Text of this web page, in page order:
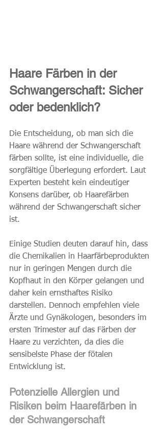
Haare Färben in der
Schwangerschaft: Sicher
oder bedenklich?
Die Entscheidung, ob man sich die
Haare während der Schwangerschaft
färben sollte, ist eine individuelle, die
sorgfältige Überlegung erfordert. Laut
Experten besteht kein eindeutiger
Konsens darüber, ob Haarefärben
während der Schwangerschaft sicher
ist.
Einige Studien deuten darauf hin, dass
die Chemikalien in Haarfärbeprodukten
nur in geringen Mengen durch die
Kopfhaut in den Körper gelangen und
daher kein ernsthaftes Risiko
darstellen. Dennoch empfehlen viele
Ärzte und Gynäkologen, besonders im
ersten Trimester auf das Färben der
Haare zu verzichten, da dies die
sensibelste Phase der fötalen
Entwicklung ist.
Potenzielle Allergien und
Risiken beim Haarefärben in
der Schwangerschaft